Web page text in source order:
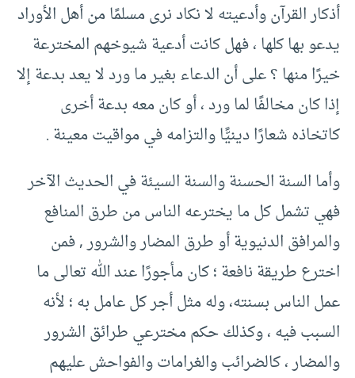
أذكار القرآن وأدعيته لا نكاد نرى مسلمًا من أهل الأوراد
يدعو بها كلها ، فهل كانت أدعية شيوخهم المخترعة
خيرًا منها ؟ على أن الدعاء بغير ما ورد لا يعد بدعة إلا
إذا كان مخالفًا لما ورد ، أو كان معه بدعة أخرى
كاتخاذه شعارًا دينيًّا والتزامه في مواقيت معينة .
وأما السنة الحسنة والسنة السيئة في الحديث الآخر
فهي تشمل كل ما يخترعه الناس من طرق المنافع
والمرافق الدنيوية أو طرق المضار والشرور , فمن
اخترع طريقة نافعة ؛ كان مأجورًا عند الله تعالى ما
عمل الناس بسنته، وله مثل أجر كل عامل به ؛ لأنه
السبب فيه ، وكذلك حكم مخترعي طرائق الشرور
والمضار ، كالضرائب والغرامات والفواحش عليهم